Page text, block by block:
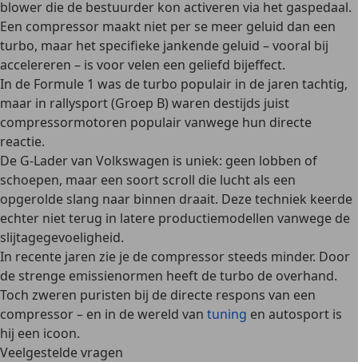
blower die de bestuurder kon activeren via het gaspedaal.
Een compressor maakt niet per se meer geluid dan een
turbo, maar het specifieke jankende geluid – vooral bij
accelereren – is voor velen een geliefd bijeffect.
In de Formule 1 was de turbo populair in de jaren tachtig,
maar in rallysport (Groep B) waren destijds juist
compressormotoren populair vanwege hun directe
reactie.
De G-Lader van Volkswagen is uniek: geen lobben of
schoepen, maar een soort scroll die lucht als een
opgerolde slang naar binnen draait. Deze techniek keerde
echter niet terug in latere productiemodellen vanwege de
slijtagegevoeligheid.
In recente jaren zie je de compressor steeds minder. Door
de strenge emissienormen heeft de turbo de overhand.
Toch zweren puristen bij de directe respons van een
compressor – en in de wereld van tuning en autosport is
hij een icoon.
Veelgestelde vragen